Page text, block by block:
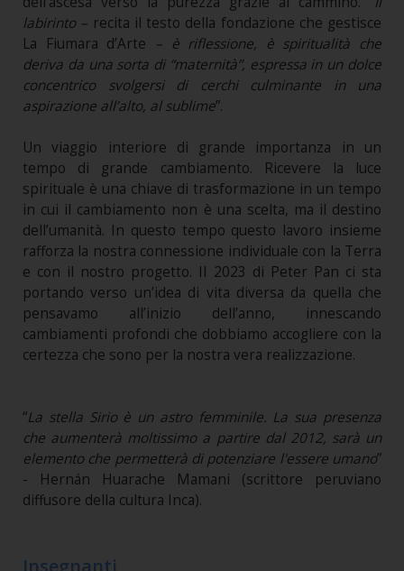
labirinto – recita il testo della fondazione che gestisce
La Fiumara d’Arte – è riflessione, è spiritualità che
deriva da una sorta di “maternità”, espressa in un dolce
concentrico svolgersi di cerchi culminante in una
aspirazione all’alto, al sublime”.
Un viaggio interiore di grande importanza in un
tempo di grande cambiamento. Ricevere la luce
spirituale è una chiave di trasformazione in un tempo
in cui il cambiamento non è una scelta, ma il destino
dell’umanità. In questo tempo questo lavoro insieme
rafforza la nostra connessione individuale con la Terra
e con il nostro progetto. Il 2023 di Peter Pan ci sta
portando verso un’idea di vita diversa da quella che
pensavamo all’inizio dell’anno, innescando
cambiamenti profondi che dobbiamo accogliere con la
certezza che sono per la nostra vera realizzazione.
“La stella Sirio è un astro femminile. La sua presenza
che aumenterà moltissimo a partire dal 2012, sarà un
elemento che permetterà di potenziare l'essere umano”
- Hernán Huarache Mamani (scrittore peruviano
diffusore della cultura Inca).
Insegnanti